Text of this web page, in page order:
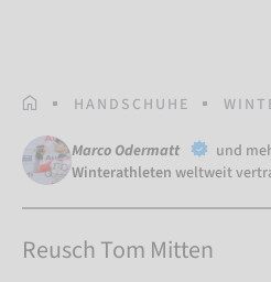
STARTSEITEHANDSCHUHE
Marco Odermatt und
Winterathleten weltweit
Reusch Tom Mitten